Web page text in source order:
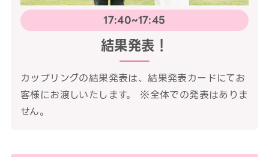
17:40~17:45
結果発表！
カップリングの結果発表は、結果発表カードにてお
客様にお渡しいたします。 ※全体での発表はありま
せん。